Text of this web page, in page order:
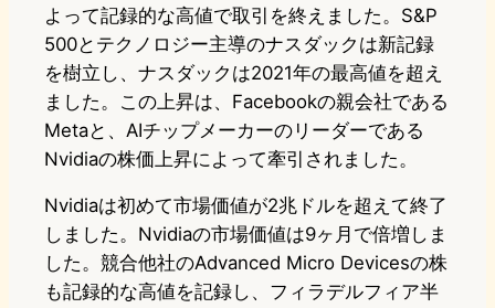
o
o
n
s
k
y
b
o
o
k
n
a
よって記録的な高値で取引を終えました。S&P
500とテクノロジー主導のナスダックは新記録
を樹立し、ナスダックは2021年の最高値を超え
ました。この上昇は、Facebookの親会社である
Metaと、AIチップメーカーのリーダーである
Nvidiaの株価上昇によって牽引されました。
Nvidiaは初めて市場価値が2兆ドルを超えて終了
しました。Nvidiaの市場価値は9ヶ月で倍増しま
した。競合他社のAdvanced Micro Devicesの株
も記録的な高値を記録し、フィラデルフィア半